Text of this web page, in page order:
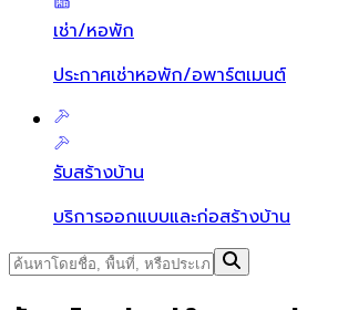
เช่า/หอพัก
ประกาศเช่าหอพัก/อพาร์ตเมนต์
รับสร้างบ้าน
บริการออกแบบและก่อสร้างบ้าน